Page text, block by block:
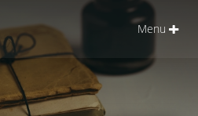
Menu